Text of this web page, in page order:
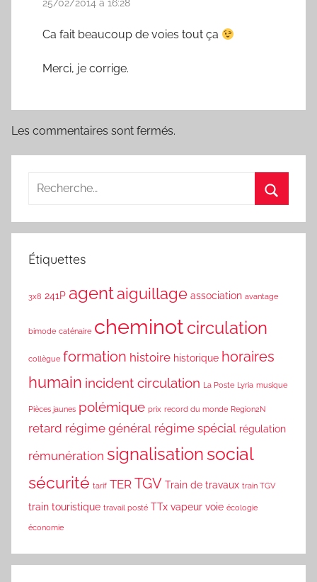
25/02/2014 à 16:28
Ca fait beaucoup de voies tout ça
Merci, je corrige.
Les commentaires sont fermés.
Étiquettes
3x8 241P agentaiguillage association avantage
bimode caténaire cheminotcirculation
collègue formation histoire historique horaires
humain incident circulation La Poste Lyria musique
Pièces jaunes polémique prix record du monde Region2N
retard régime général régime spécial régulation
rémunération signalisation social
sécurité tarif TER TGV Train de travaux train TGV
train touristique travail posté TTx vapeur voie écologie
économie